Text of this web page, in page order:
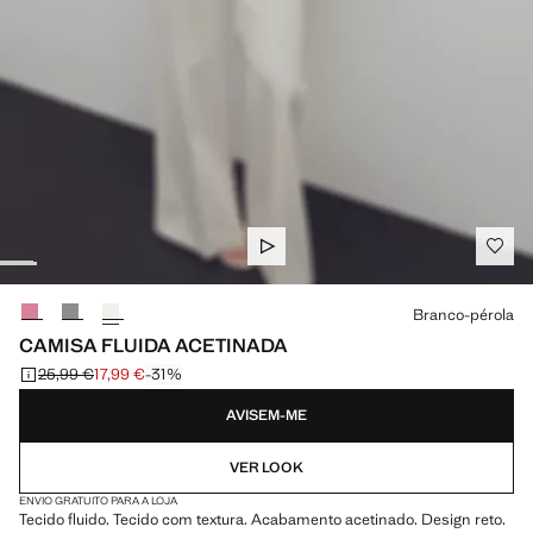
CAMISA FLUIDA ACETINADA
Preço inicial riscado [25,99 € ]
25,99 €
Preço atual [17,99 € ]
17,99 €-31%
Selecione uma cor
Branco-pérola
AVISEM-ME
VER LOOK
ENVIO GRATUITO PARA A LOJA
Tecido fluido. Tecido com textura. Acabamento acetinado. Design reto.